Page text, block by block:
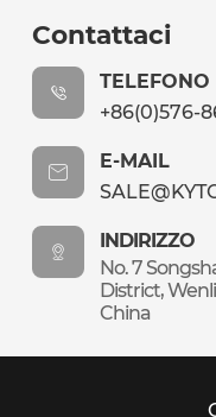
Contattaci
TELEFONO
+86(0)576-
E-MAIL
INDIRIZZO
No. 7
District,
China